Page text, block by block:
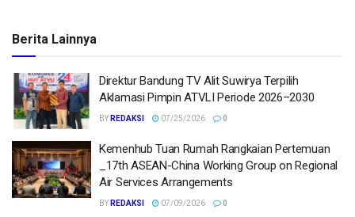
Berita Lainnya
Direktur Bandung TV Alit Suwirya Terpilih
Aklamasi Pimpin ATVLI Periode 2026–2030
BY REDAKSI 07/25/2026 0
Kemenhub Tuan Rumah Rangkaian Pertemuan
_17th ASEAN-China Working Group on Regional
Air Services Arrangements
BY REDAKSI 07/09/2026 0